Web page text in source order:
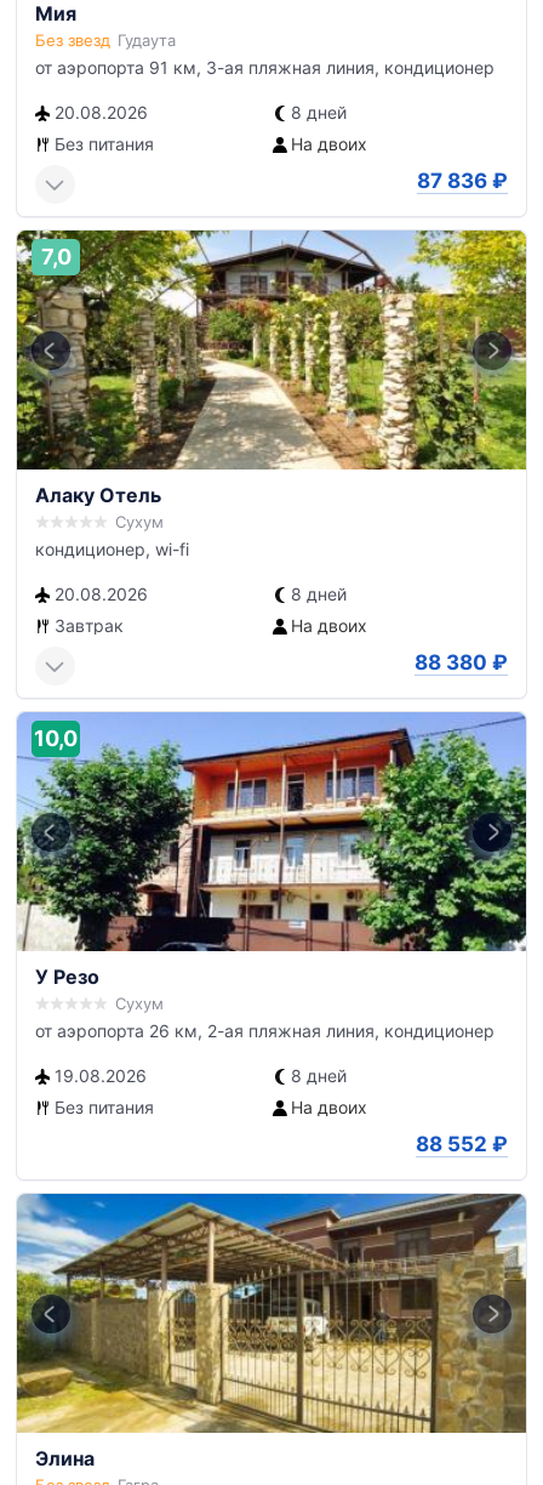
Мия
Без звезд Гудаута
от аэропорта 91 км, 3-ая пляжная линия, кондиционер
20.08.2026
8 дней
Без питания
На двоих
87 836 ₽
7,0
Алаку Отель
Сухум
кондиционер, wi-fi
20.08.2026
8 дней
Завтрак
На двоих
88 380 ₽
10,0
У Резо
Сухум
от аэропорта 26 км, 2-ая пляжная линия, кондиционер
19.08.2026
8 дней
Без питания
На двоих
88 552 ₽
Элина